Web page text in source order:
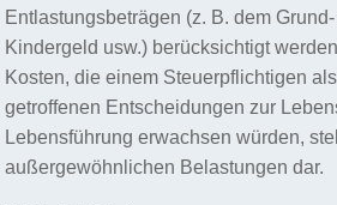
Entlastungsbeträgen (z. B. dem
Kindergeld usw.) berücksichtigt
Kosten, die einem Steuerpflichtigen
getroffenen Entscheidungen zur
Lebensführung erwachsen würden,
außergewöhnlichen Belastungen dar.